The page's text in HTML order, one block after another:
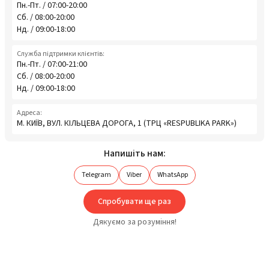
Пн.-Пт. / 07:00-20:00
Сб. / 08:00-20:00
Нд. / 09:00-18:00
Служба підтримки клієнтів:
Пн.-Пт. / 07:00-21:00
Сб. / 08:00-20:00
Нд. / 09:00-18:00
Адреса:
М. КИЇВ, ВУЛ. КІЛЬЦЕВА ДОРОГА, 1 (ТРЦ «RESPUBLIKA PARK»)
Напишіть нам:
Telegram Viber WhatsApp
Спробувати ще раз
Дякуємо за розуміння!